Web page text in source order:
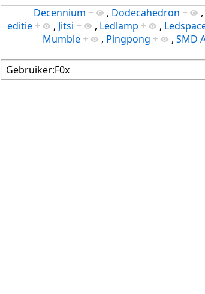
Decennium + , Dodecahedron + ,
editie + , Jitsi + , Ledlamp + ,
Mumble + , Pingpong + , SMD